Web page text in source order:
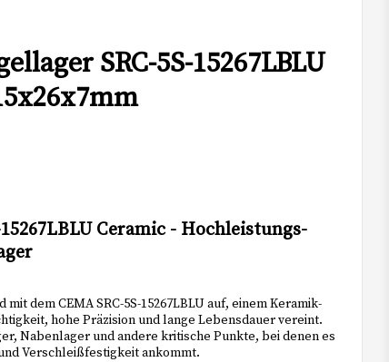
SRC-5S-15267LBLU
15267LBLU Ceramic - Hochleistungs-
mit dem CEMA SRC-5S-15267LBLU auf, einem Keramik-
hohe Präzision und lange Lebensdauer vereint.
Nabenlager und andere kritische Punkte, bei denen es
Verschleißfestigkeit ankommt.